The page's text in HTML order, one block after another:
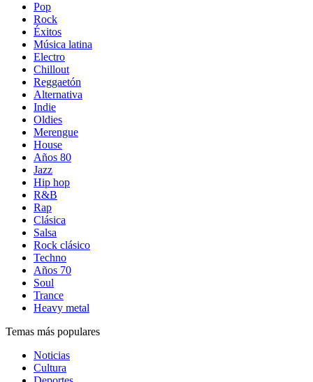
Pop
Rock
Éxitos
Música latina
Electro
Chillout
Reggaetón
Alternativa
Indie
Oldies
Merengue
House
Años 80
Jazz
Hip hop
R&B
Rap
Clásica
Salsa
Rock clásico
Techno
Años 70
Soul
Trance
Heavy metal
Temas más populares
Noticias
Cultura